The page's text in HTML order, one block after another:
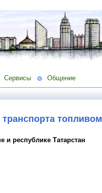
Сервисы Общение
топливом
и республике Татарстан